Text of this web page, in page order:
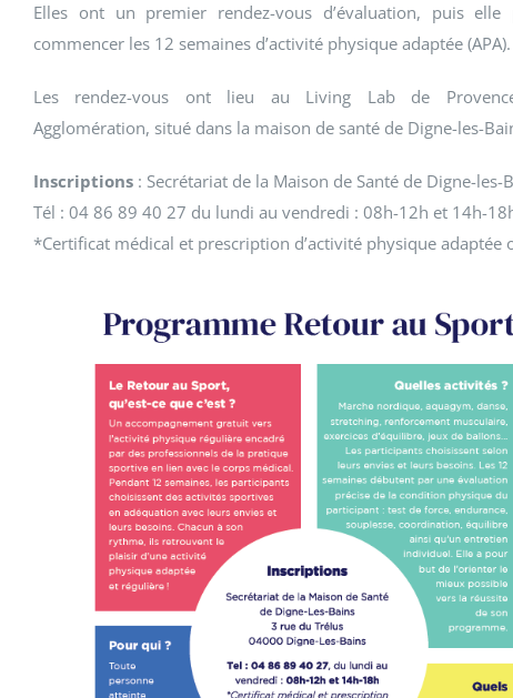
Elles ont un premier rendez-vous d’évaluation, puis elle
commencer les 12 semaines d’activité physique adaptée (APA).
Les rendez-vous ont lieu au Living Lab de
Agglomération, situé dans la maison de santé de Digne-les-
Inscriptions : Secrétariat de la Maison de Santé de Digne-
Tél : 04 86 89 40 27 du lundi au vendredi : 08h-12h et 14h-
*Certificat médical et prescription d’activité physique adaptée